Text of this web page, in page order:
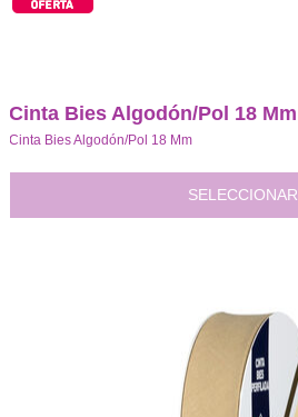
Cinta Bies Algodón/Pol 18 Mm
Cinta Bies Algodón/Pol 18 Mm
SELECCIONAR